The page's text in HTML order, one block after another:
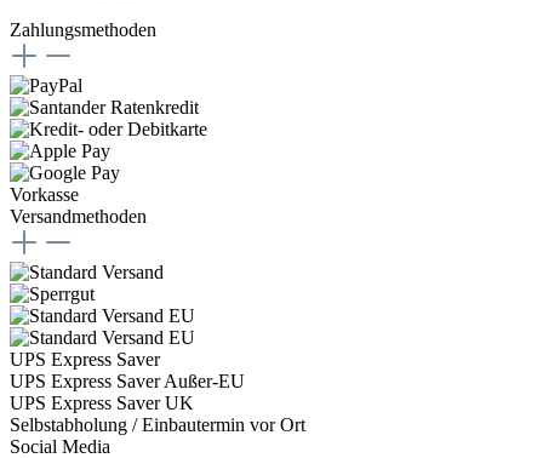
Zahlungsmethoden
Vorkasse
Versandmethoden
UPS Express Saver
UPS Express Saver Außer-EU
UPS Express Saver UK
Selbstabholung / Einbautermin vor Ort
Social Media